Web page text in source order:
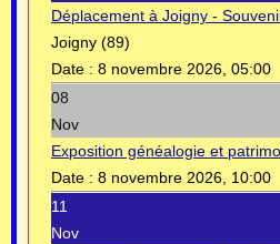
Déplacement à Joigny -
Joigny (89)
Date : 8 novembre 2026, 05:00
08
Nov
Exposition généalogie et
Date : 8 novembre 2026, 10:00
11
Nov